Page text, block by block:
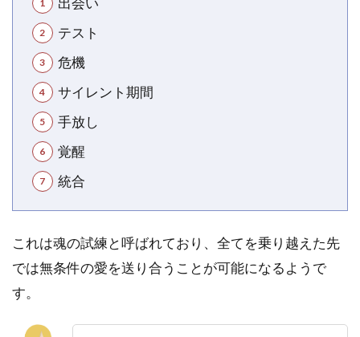
テスト
危機
サイレント期間
手放し
覚醒
統合
これは魂の試練と呼ばれており、全てを乗り越えた先
では無条件の愛を送り合うことが可能になるようで
す。